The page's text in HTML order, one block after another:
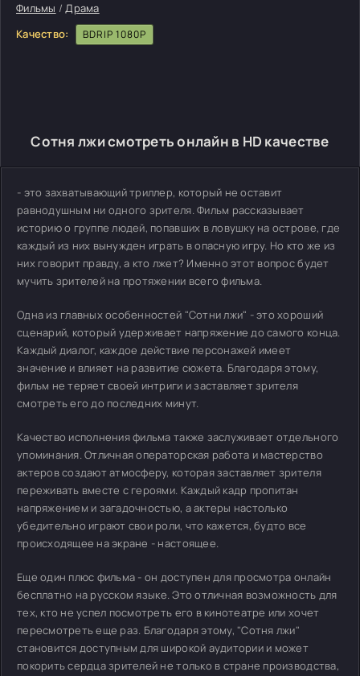
Фильмы /Драма
Качество:
BDRIP 1080P
Сотня лжи смотреть онлайн в HD качестве
- это захватывающий триллер, который не оставит
равнодушным ни одного зрителя. Фильм рассказывает
историю о группе людей, попавших в ловушку на острове, где
каждый из них вынужден играть в опасную игру. Но кто же из
них говорит правду, а кто лжет? Именно этот вопрос будет
мучить зрителей на протяжении всего фильма.
Одна из главных особенностей "Сотни лжи" - это хороший
сценарий, который удерживает напряжение до самого конца.
Каждый диалог, каждое действие персонажей имеет
значение и влияет на развитие сюжета. Благодаря этому,
фильм не теряет своей интриги и заставляет зрителя
смотреть его до последних минут.
Качество исполнения фильма также заслуживает отдельного
упоминания. Отличная операторская работа и мастерство
актеров создают атмосферу, которая заставляет зрителя
переживать вместе с героями. Каждый кадр пропитан
напряжением и загадочностью, а актеры настолько
убедительно играют свои роли, что кажется, будто все
происходящее на экране - настоящее.
Еще один плюс фильма - он доступен для просмотра онлайн
бесплатно на русском языке. Это отличная возможность для
тех, кто не успел посмотреть его в кинотеатре или хочет
пересмотреть еще раз. Благодаря этому, "Сотня лжи"
становится доступным для широкой аудитории и может
покорить сердца зрителей не только в стране производства,